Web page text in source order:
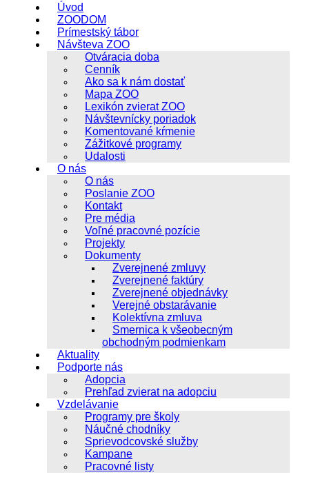
Úvod
ZOODOM
Prímestský tábor
Návšteva ZOO
Otváracia doba
Cenník
Ako sa k nám dostať
Mapa ZOO
Lexikón zvierat ZOO
Návštevnícky poriadok
Komentované kŕmenie
Zážitkové programy
Udalosti
O nás
O nás
Poslanie ZOO
Kontakt
Pre média
Voľné pracovné pozície
Projekty
Dokumenty
Zverejnené zmluvy
Zverejnené faktúry
Zverejnené objednávky
Verejné obstarávanie
Kolektívna zmluva
Smernica k všeobecným
obchodným podmienkam
Aktuality
Podporte nás
Adopcia
Prehľad zvierat na adopciu
Vzdelávanie
Programy pre školy
Náučné chodníky
Sprievodcovské služby
Kampane
Pracovné listy